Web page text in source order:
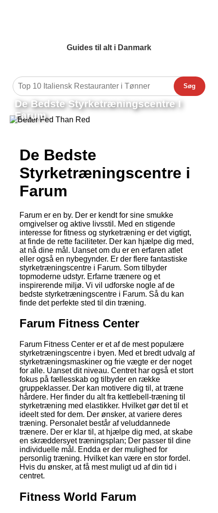
Guides til alt i Danmark
Søg
De Bedste Styrketræningscentre I
Farum
De Bedste
Styrketræningscentre i
Farum
Farum er en by. Der er kendt for sine smukke
omgivelser og aktive livsstil. Med en stigende
interesse for fitness og styrketræning er det vigtigt,
at finde de rette faciliteter. Der kan hjælpe dig med,
at nå dine mål. Uanset om du er en erfaren atlet
eller også en nybegynder. Er der flere fantastiske
styrketræningscentre i Farum. Som tilbyder
topmoderne udstyr. Erfarne trænere og et
inspirerende miljø. Vi vil udforske nogle af de
bedste styrketræningscentre i Farum. Så du kan
finde det perfekte sted til din træning.
Farum Fitness Center
Farum Fitness Center er et af de mest populære
styrketræningscentre i byen. Med et bredt udvalg af
styrketræningsmaskiner og frie vægte er der noget
for alle. Uanset dit niveau. Centret har også et stort
fokus på fællesskab og tilbyder en række
gruppeklasser. Der kan motivere dig til, at træne
hårdere. Her finder du alt fra kettlebell-træning til
styrketræning med elastikker. Hvilket gør det til et
ideelt sted for dem. Der ønsker, at variere deres
træning. Personalet består af veluddannede
trænere. Der er klar til, at hjælpe dig med, at skabe
en skræddersyet træningsplan; Der passer til dine
individuelle mål. Endda er der mulighed for
personlig træning. Hvilket kan være en stor fordel.
Hvis du ønsker, at få mest muligt ud af din tid i
centret.
Fitness World Farum